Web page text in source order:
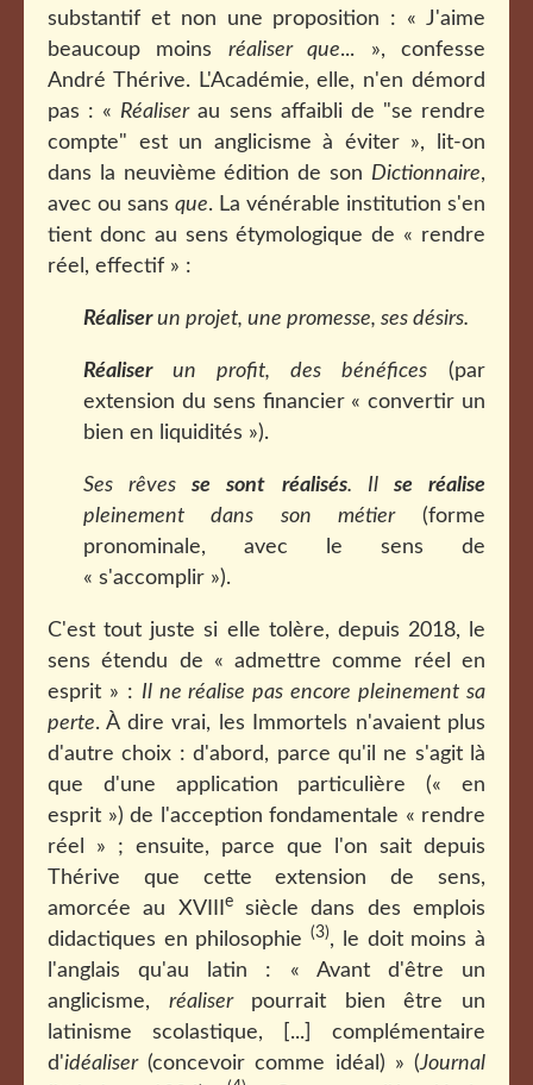
substantif et non une proposition : « J'aime
beaucoup moins réaliser que... », confesse
André Thérive. L'Académie, elle, n'en démord
pas : « Réaliserau sens affaibli de "se rendre
compte" est un anglicisme à éviter », lit-on
dans la neuvième édition de son Dictionnaire,
avec ou sans que. La vénérable institution s'en
tient donc au sens étymologique de « rendre
réel, effectif » :
Réaliserun projet, une promesse, ses désirs.
Réaliserun profit, des bénéfices (par
extension du sens financier « convertir un
bien en liquidités »).
Ses rêvesse sont réalisés. Il se réalise
pleinement dans son métier(forme
pronominale, avec le sens de
« s'accomplir »).
C'est tout juste si elle tolère, depuis 2018, le
sens étendu de « admettre comme réel en
esprit » : Il ne réalise pas encore pleinement sa
perte. À dire vrai, les Immortels n'avaient plus
d'autre choix : d'abord, parce qu'il ne s'agit là
que d'une application particulière (« en
esprit ») de l'acception fondamentale « rendre
réel » ; ensuite, parce que l'on sait depuis
Thérive que cette extension de sens,
amorcée au XVIII
esiècle dans des emplois
didactiques en philosophie(3), le doit moins à
l'anglais qu'au latin : « Avant d'être un
anglicisme, réaliserpourrait bien être un
latinisme scolastique, [...] complémentaire
d'idéaliser(concevoir comme idéal) » (Journal